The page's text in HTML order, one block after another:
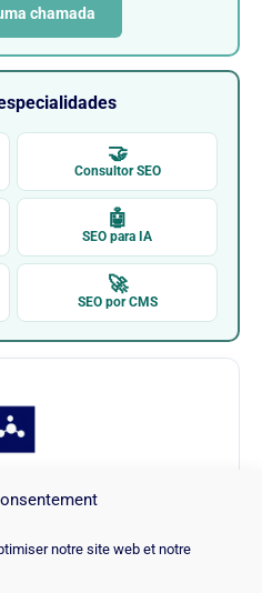
notre site web et notre
chamada
🤝
Consultor SEO
🤖
SEO para IA
🚀
SEO por CMS
(Plugin)
(Plugin) →